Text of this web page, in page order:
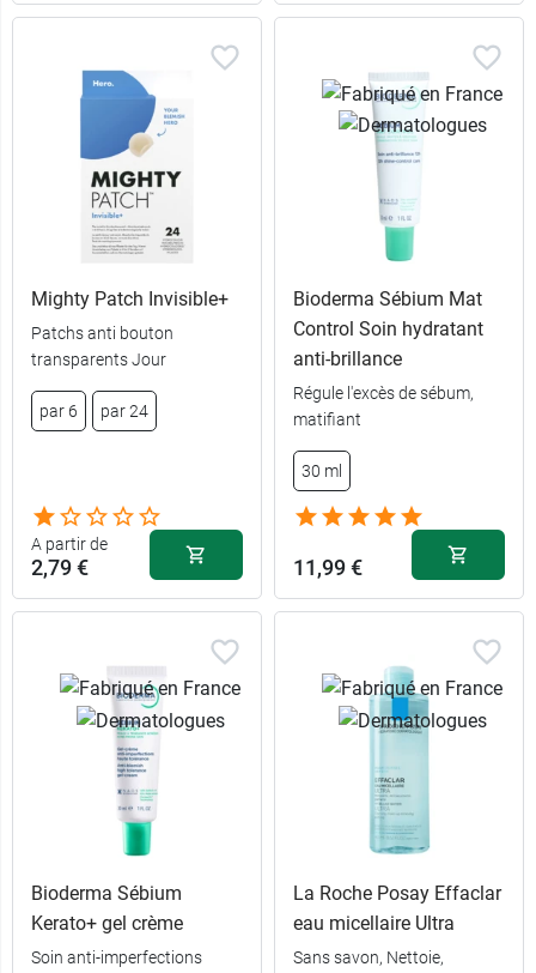
3,49 €
Mighty Patch Invisible+
Patchs anti bouton
transparents Jour
par 6 par 24
A partir de
2,79 €
Bioderma Sébium Mat
Control Soin hydratant
anti-brillance
Régule l'excès de sébum,
matifiant
30 ml
11,99 €
Bioderma Sébium
Kerato+ gel crème
Soin anti-imperfections
La Roche Posay Effaclar
eau micellaire Ultra
Sans savon, Nettoie,